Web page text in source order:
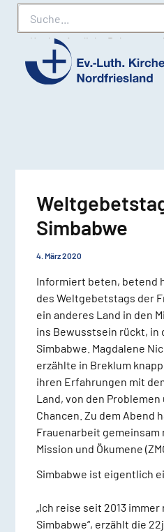
Suche
Karriere Amtliche
Ev.-
Simbabwe
4. März 2020
Informiert beten, betend
des Weltgebetstags der
ein anderes Land in den
ins Bewusstsein rückt, in
Simbabwe. Magdalene
erzählte in Breklum
ihren Erfahrungen mit
Land, von den
Chancen. Zu dem Abend
Frauenarbeit
Mission und Ökumene
Simbabwe ist eigentlich
„Ich reise seit 2013
Simbabwe“, erzählt die